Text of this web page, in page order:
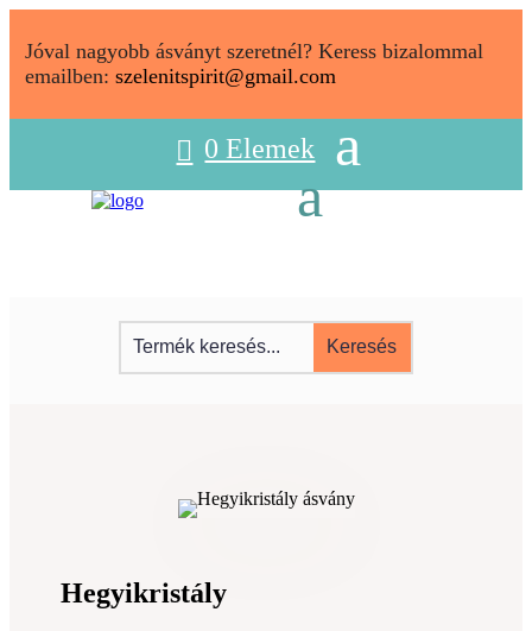
Jóval nagyobb ásványt szeretnél? Keress bizalommal
emailben: szelenitspirit@gmail.com
0 Elemek
Hegyikristály